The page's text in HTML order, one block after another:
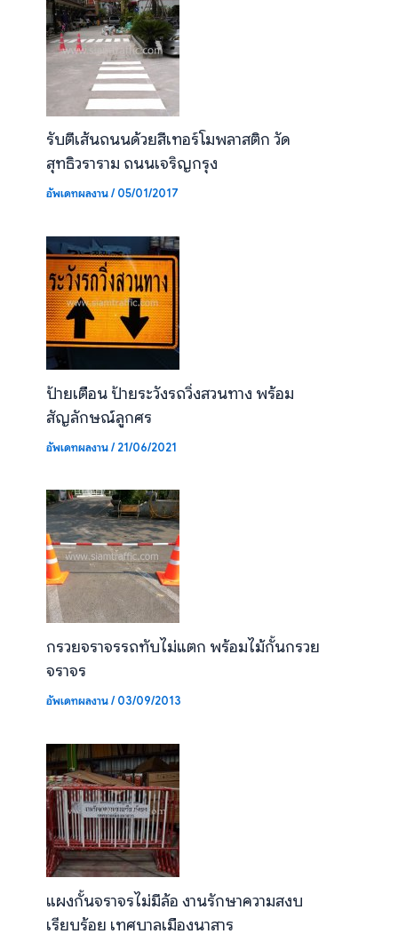
รับตีเส้นถนนด้วยสีเทอร์โมพลาสติก วัด
สุทธิวราราม ถนนเจริญกรุง
อัพเดทผลงาน/05/01/2017
ป้ายเตือน ป้ายระวังรถวิ่งสวนทาง พร้อม
สัญลักษณ์ลูกศร
อัพเดทผลงาน/21/06/2021
กรวยจราจรรถทับไม่แตก พร้อมไม้กั้นกรวย
จราจร
อัพเดทผลงาน/03/09/2013
แผงกั้นจราจรไม่มีล้อ งานรักษาความสงบ
เรียบร้อย เทศบาลเมืองนาสาร